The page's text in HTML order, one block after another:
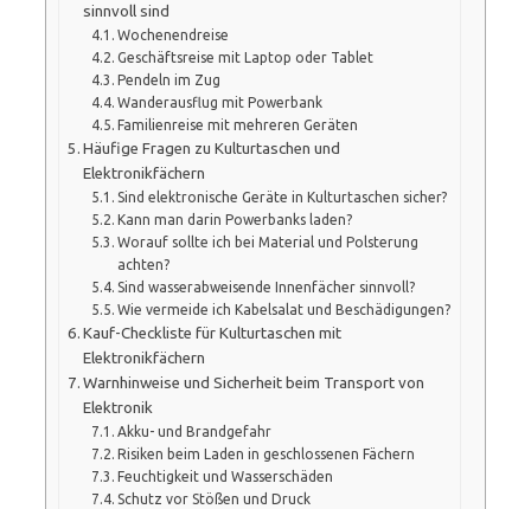
sinnvoll sind
Wochenendreise
Geschäftsreise mit Laptop oder Tablet
Pendeln im Zug
Wanderausflug mit Powerbank
Familienreise mit mehreren Geräten
Häufige Fragen zu Kulturtaschen und
Elektronikfächern
Sind elektronische Geräte in Kulturtaschen sicher?
Kann man darin Powerbanks laden?
Worauf sollte ich bei Material und Polsterung
achten?
Sind wasserabweisende Innenfächer sinnvoll?
Wie vermeide ich Kabelsalat und Beschädigungen?
Kauf-Checkliste für Kulturtaschen mit
Elektronikfächern
Warnhinweise und Sicherheit beim Transport von
Elektronik
Akku- und Brandgefahr
Risiken beim Laden in geschlossenen Fächern
Feuchtigkeit und Wasserschäden
Schutz vor Stößen und Druck